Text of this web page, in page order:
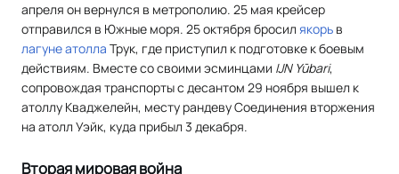
апреля он вернулся в метрополию. 25 мая крейсер
отправился в Южные моря. 25 октября бросил якорь в
лагунеатолла Трук, где приступил к подготовке к боевым
действиям. Вместе со своими эсминцами IJN Yūbari,
сопровождая транспорты с десантом 29 ноября вышел к
атоллу Кваджелейн, месту рандеву Соединения вторжения
на атолл Уэйк, куда прибыл 3 декабря.
Вторая мировая война